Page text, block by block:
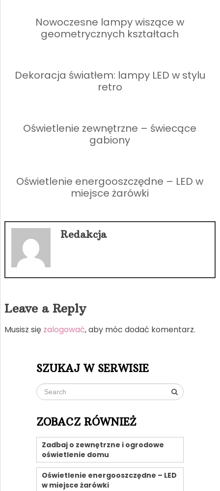
Nowoczesne lampy wiszące w
geometrycznych kształtach
Dekoracja światłem: lampy LED w stylu
retro
Oświetlenie zewnętrzne – świecące
gabiony
Oświetlenie energooszczędne – LED w
miejsce żarówki
Redakcja
Leave a Reply
Musisz się zalogować, aby móc dodać komentarz.
SZUKAJ W SERWISIE
ZOBACZ RÓWNIEŻ
Zadbaj o zewnętrzne i ogrodowe
oświetlenie domu
Oświetlenie energooszczędne – LED
w miejsce żarówki